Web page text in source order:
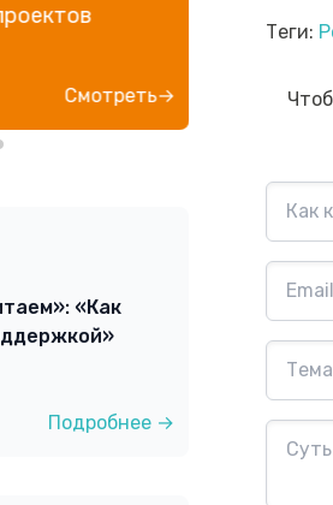
Теги:
Смотреть→
«Как
Подробнее →